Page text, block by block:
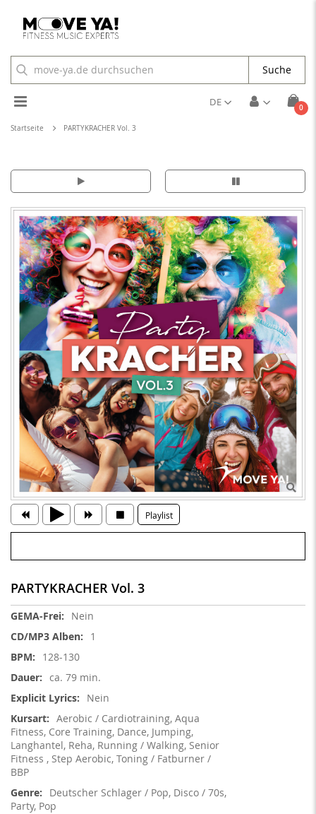
Cart
0
Toggle
Nav
DE
Suche
Startseite PARTYKRACHER Vol. 3
Playlist
PARTYKRACHER Vol. 3
Weitere
Nein
1
128-130
ca. 79 min.
Nein
Aerobic / Cardiotraining, Aqua
Fitness, Core Training, Dance, Jumping,
Langhantel, Reha, Running / Walking, Senior
Fitness , Step Aerobic, Toning / Fatburner /
BBP
Deutscher Schlager / Pop, Disco / 70s,
Party, Pop